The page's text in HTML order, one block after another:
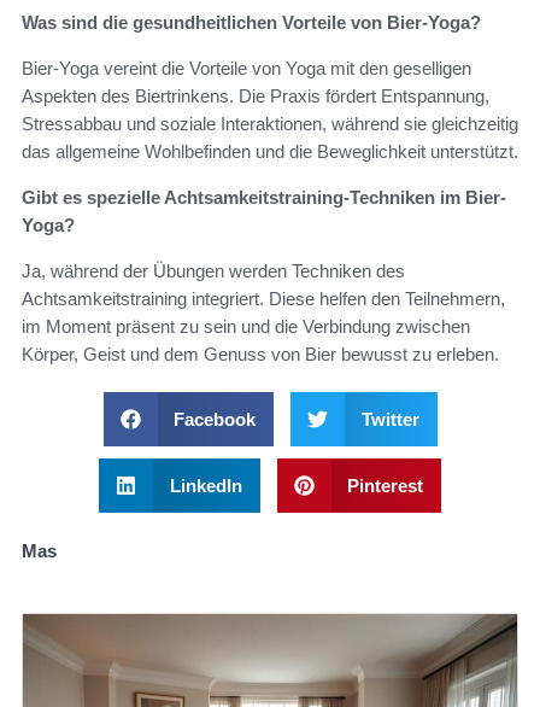
Was sind die gesundheitlichen Vorteile von Bier-Yoga?
Bier-Yoga vereint die Vorteile von Yoga mit den geselligen
Aspekten des Biertrinkens. Die Praxis fördert Entspannung,
Stressabbau und soziale Interaktionen, während sie gleichzeitig
das allgemeine Wohlbefinden und die Beweglichkeit unterstützt.
Gibt es spezielle Achtsamkeitstraining-Techniken im Bier-
Yoga?
Ja, während der Übungen werden Techniken des
Achtsamkeitstraining integriert. Diese helfen den Teilnehmern,
im Moment präsent zu sein und die Verbindung zwischen
Körper, Geist und dem Genuss von Bier bewusst zu erleben.
Facebook Twitter
LinkedIn Pinterest
Mas